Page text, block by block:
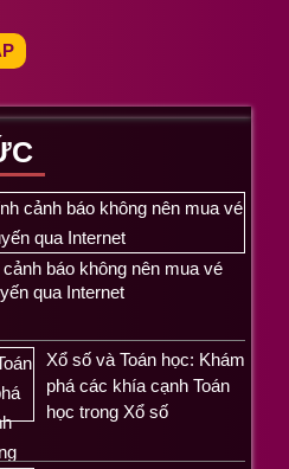
báo không nên mua vé
qua Internet
Xổ số và Toán học: Khám
phá các khía cạnh Toán
học trong Xổ số